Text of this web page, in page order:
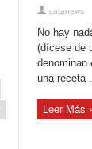
catanews
No hay
(dícese de
denominan
una receta
Leer Más